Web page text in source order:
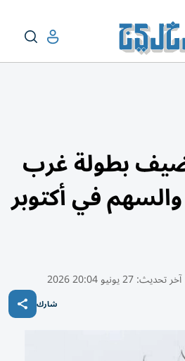
بطولة غرب
في أكتوبر
آخر تحديث:27 يونيو 20:04 2026
شارك